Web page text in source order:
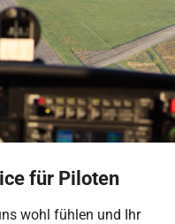
für Piloten
wohl fühlen und Ihr